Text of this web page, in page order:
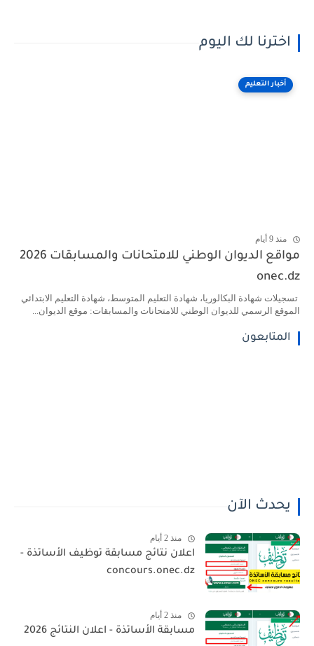
اخترنا لك اليوم
أخبار التعليم
منذ 9 أيام
مواقع الديوان الوطني للامتحانات والمسابقات 2026
onec.dz
تسجيلات شهادة البكالوريا، شهادة التعليم المتوسط، شهادة التعليم الابتدائي
الموقع الرسمي للديوان الوطني للامتحانات والمسابقات: موقع الديوان...
المتابعون
يحدث الآن
منذ 2 أيام
اعلان نتائج مسابقة توظيف الأساتذة -
concours.onec.dz
منذ 2 أيام
مسابقة الأساتذة - اعلان النتائج 2026